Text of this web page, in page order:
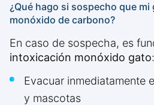
¿Qué hago si sospecho que
monóxido de carbono?
En caso de sospecha, es
intoxicación monóxido gato:
Evacuar inmediatamente
y mascotas